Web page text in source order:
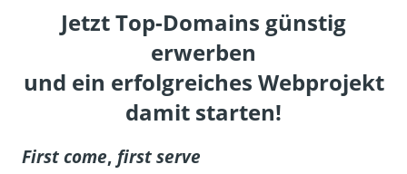
Jetzt Top-Domains günstig
erwerben
und ein erfolgreiches Webprojekt
damit starten!
First come, first serve